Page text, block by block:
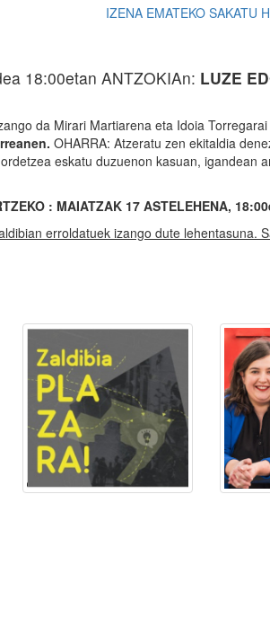
IZENA EMATEKO SAKATU
18:00etan ANTZOKIAn: LUZE
da Mirari Martiarena eta Idoia
OHARRA: Atzeratu zen ekitaldia
eskatu duzuenon kasuan, igandean
: MAIATZAK 17 ASTELEHENA,
erroldatuek izango dute lehentasuna.